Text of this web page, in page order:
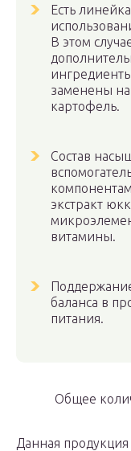
Есть
В этом
заменены на
картофель.
Состав
экстракт
витамины.
баланса в
питания.
Общее
Данная